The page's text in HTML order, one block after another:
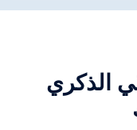
الذكري